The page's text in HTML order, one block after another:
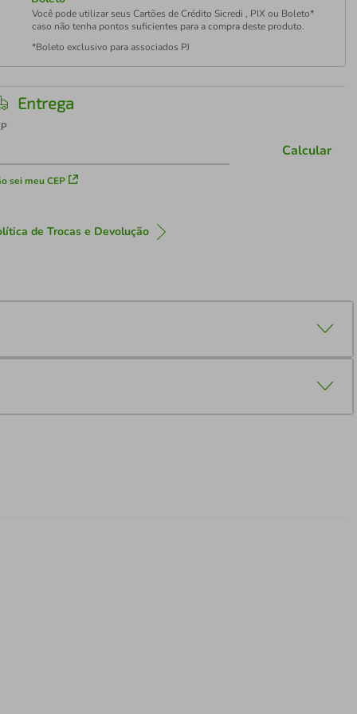
Você pode utilizar seus Cartões de Crédito Sicredi , PIX ou Boleto*
caso não tenha pontos suficientes para a compra deste produto.
*Boleto exclusivo para associados PJ
Entrega
sei meu CEP
Calcular
de Trocas e Devolução